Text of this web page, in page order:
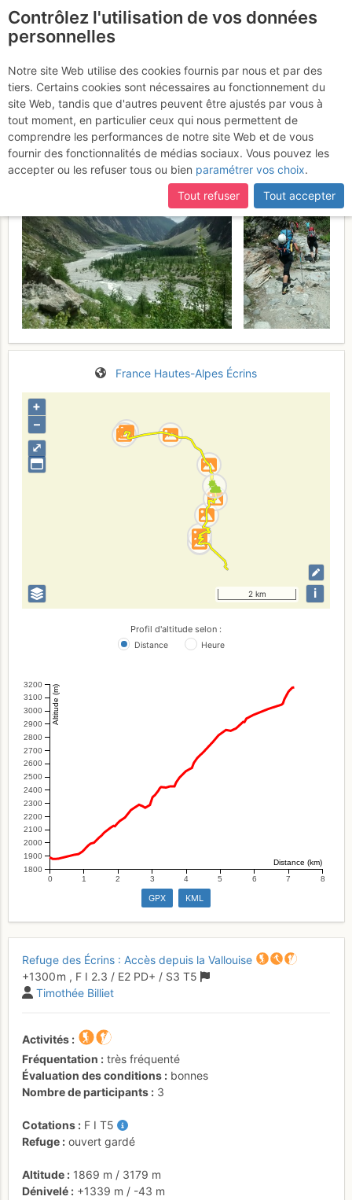
Refuge des Écrins :
Accès depuis la Vallouise
Mercredi 2 août 2017
France Hautes-Alpes Écrins
⤢
+
–
2 km i
Profil d'altitude selon :
Distance Heure
1800
1900
2000
2100
2200
2300
2400
2500
2600
2700
2800
2900
3000
3100
3200 Altitude (m)
0 1 2 3 4 5 6 7 8
Distance (km)
GPX KML
Refuge des Écrins : Accès depuis la Vallouise
+1300 m , F I 2.3 / E2 PD+ / S3 T5
Timothée Billiet
Activités
Fréquentation
très fréquenté
Évaluation des conditions
bonnes
Nombre de participants
3
Cotations F I T5
Refuge
ouvert gardé
Altitude 1869 m / 3179 m
Dénivelé
+1339 m / -43 m
Contrôlez l'utilisation de vos données
personnelles
Notre site Web utilise des cookies fournis par nous et par des
tiers. Certains cookies sont nécessaires au fonctionnement du
site Web, tandis que d'autres peuvent être ajustés par vous à
tout moment, en particulier ceux qui nous permettent de
comprendre les performances de notre site Web et de vous
fournir des fonctionnalités de médias sociaux. Vous pouvez les
accepter ou les refuser tous ou bien paramétrer vos choix.
Tout refuser
Tout accepter